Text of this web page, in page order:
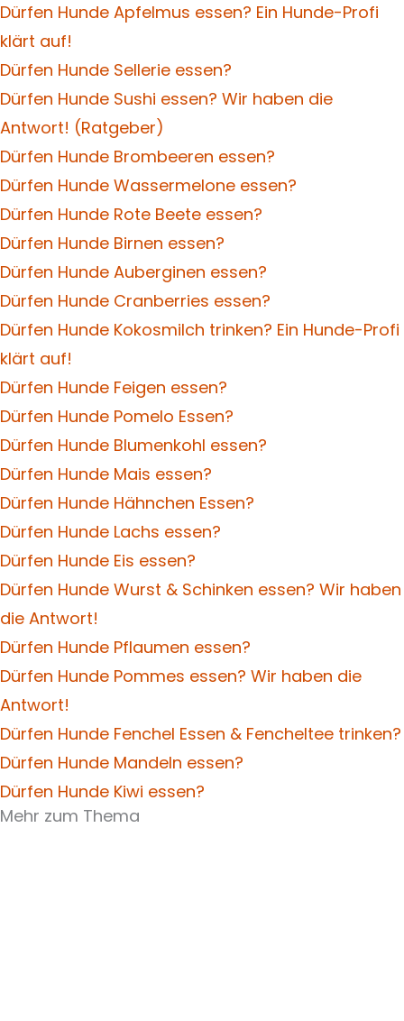
Dürfen Hunde Apfelmus essen? Ein Hunde-Profi
klärt auf!
Dürfen Hunde Sellerie essen?
Dürfen Hunde Sushi essen? Wir haben die
Antwort! (Ratgeber)
Dürfen Hunde Brombeeren essen?
Dürfen Hunde Wassermelone essen?
Dürfen Hunde Rote Beete essen?
Dürfen Hunde Birnen essen?
Dürfen Hunde Auberginen essen?
Dürfen Hunde Cranberries essen?
Dürfen Hunde Kokosmilch trinken? Ein Hunde-Profi
klärt auf!
Dürfen Hunde Feigen essen?
Dürfen Hunde Pomelo Essen?
Dürfen Hunde Blumenkohl essen?
Dürfen Hunde Mais essen?
Dürfen Hunde Hähnchen Essen?
Dürfen Hunde Lachs essen?
Dürfen Hunde Eis essen?
Dürfen Hunde Wurst & Schinken essen? Wir haben
die Antwort!
Dürfen Hunde Pflaumen essen?
Dürfen Hunde Pommes essen? Wir haben die
Antwort!
Dürfen Hunde Fenchel Essen & Fencheltee trinken?
Dürfen Hunde Mandeln essen?
Dürfen Hunde Kiwi essen?
Mehr zum Thema